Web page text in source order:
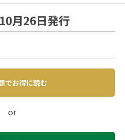
月26日発行
でお得に読む
or